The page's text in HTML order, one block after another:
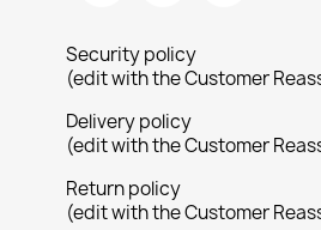
Security policy
(edit with the Customer
Delivery policy
(edit with the Customer
Return policy
(edit with the Customer